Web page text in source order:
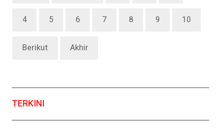
4 5 6 7 8 9 10
Berikut Akhir
TERKINI